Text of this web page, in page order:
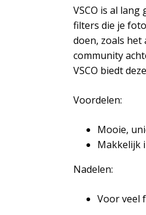
VSCO is al
filters die je
doen, zoals het
community
VSCO biedt
Voordelen:
Mooie,
Makkelijk
Nadelen:
Voor veel